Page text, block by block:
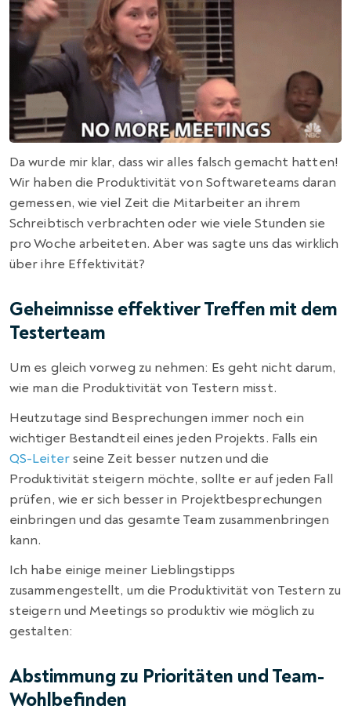
Da wurde mir klar, dass wir alles falsch gemacht hatten!
Wir haben die Produktivität von Softwareteams daran
gemessen, wie viel Zeit die Mitarbeiter an ihrem
Schreibtisch verbrachten oder wie viele Stunden sie
pro Woche arbeiteten. Aber was sagte uns das wirklich
über ihre Effektivität?
Geheimnisse effektiver Treffen mit dem
Testerteam
Um es gleich vorweg zu nehmen: Es geht nicht darum,
wie man die Produktivität von Testern misst.
Heutzutage sind Besprechungen immer noch ein
wichtiger Bestandteil eines jeden Projekts. Falls ein
QS-Leiterseine Zeit besser nutzen und die
Produktivität steigern möchte, sollte er auf jeden Fall
prüfen, wie er sich besser in Projektbesprechungen
einbringen und das gesamte Team zusammenbringen
kann.
Ich habe einige meiner Lieblingstipps
zusammengestellt, um die Produktivität von Testern zu
steigern und Meetings so produktiv wie möglich zu
gestalten:
Abstimmung zu Prioritäten und Team-
Wohlbefinden